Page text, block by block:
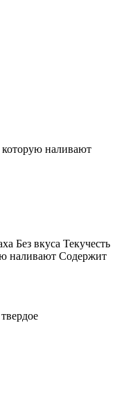
наливают
Без вкуса Текучесть
наливают Содержит